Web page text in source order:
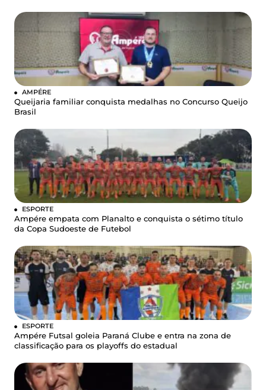
AMPÉRE
Queijaria familiar conquista medalhas no Concurso Queijo
Brasil
ESPORTE
Ampére empata com Planalto e conquista o sétimo título
da Copa Sudoeste de Futebol
ESPORTE
Ampére Futsal goleia Paraná Clube e entra na zona de
classificação para os playoffs do estadual